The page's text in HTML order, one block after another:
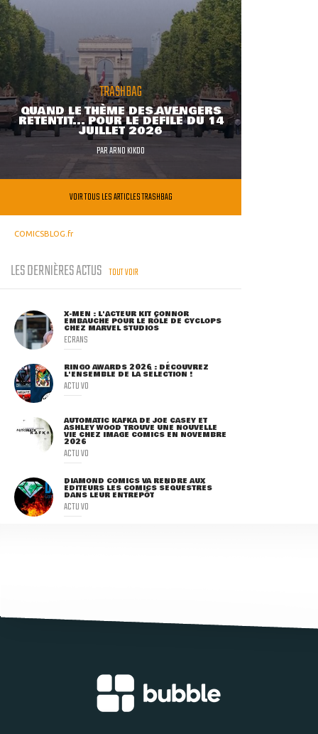
TRASHBAG
QUAND LE THÈME DES AVENGERS
RETENTIT... POUR LE DÉFILÉ DU 14
JUILLET 2026
PARARNO KIKOO
VOIR TOUS LES ARTICLES TRASHBAG
COMICSBLOG.fr
LES DERNIÈRES ACTUS TOUT VOIR
X-MEN : L'ACTEUR KIT CONNOR
EMBAUCHÉ POUR LE RÔLE DE CYCLOPS
CHEZ MARVEL STUDIOS
ECRANS
RINGO AWARDS 2026 : DÉCOUVREZ
L'ENSEMBLE DE LA SÉLECTION !
ACTU VO
AUTOMATIC KAFKA DE JOE CASEY ET
ASHLEY WOOD TROUVE UNE NOUVELLE
VIE CHEZ IMAGE COMICS EN NOVEMBRE
2026
ACTU VO
DIAMOND COMICS VA RENDRE AUX
ÉDITEURS LES COMICS SÉQUESTRÉS
DANS LEUR ENTREPÔT
ACTU VO